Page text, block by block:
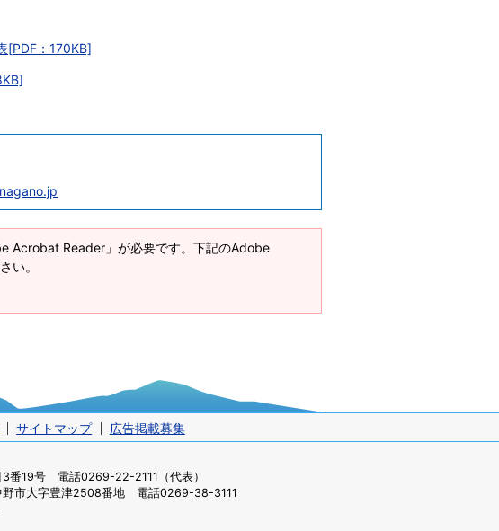
[PDF：170KB]
Acrobat Reader」が必要です。下記のAdobe
い。
サイトマップ 広告掲載募集
番19号 電話0269-22-2111（代表）
市大字豊津2508番地 電話0269-38-3111